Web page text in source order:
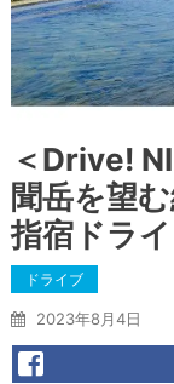
＜Drive!
聞岳を望
指宿ドラ
ドライブ
2023年8月4日